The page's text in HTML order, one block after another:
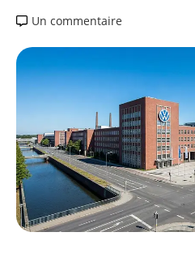
Un commentaire